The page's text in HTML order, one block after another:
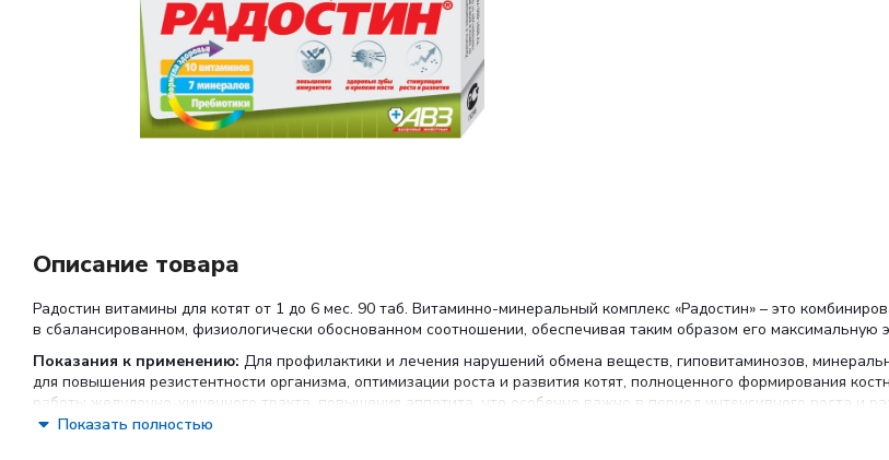
Описание товара
Радостин витамины для котят от 1 до 6 мес. 90 таб. Витаминно-минеральный комплекс «Радостин» – это
в сбалансированном, физиологически обоснованном соотношении, обеспечивая таким образом его максимальную
Показания к применению: Для профилактики и лечения нарушений обмена веществ, гиповитаминозов,
для повышения резистентности организма, оптимизации роста и развития котят, полноценного формирования
работы желудочно-кишечного тракта, повышения аппетита, что особенно важно в период интенсивного роста и
Показать полностью